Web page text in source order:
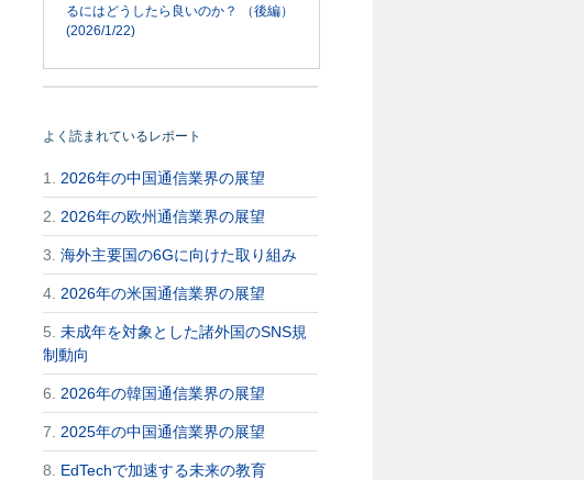
るにはどうしたら良いのか？ （後編）
(2026/1/22)
よく読まれているレポート
1. 2026年の中国通信業界の展望
2. 2026年の欧州通信業界の展望
3. 海外主要国の6Gに向けた取り組み
4. 2026年の米国通信業界の展望
5. 未成年を対象とした諸外国のSNS規
制動向
6. 2026年の韓国通信業界の展望
7. 2025年の中国通信業界の展望
8. EdTechで加速する未来の教育